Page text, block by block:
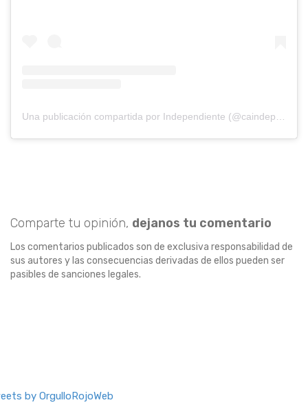
Comparte tu opinión, dejanos tu comentario
Los comentarios publicados son de exclusiva responsabilidad de
sus autores y las consecuencias derivadas de ellos pueden ser
pasibles de sanciones legales.
by OrgulloRojoWeb